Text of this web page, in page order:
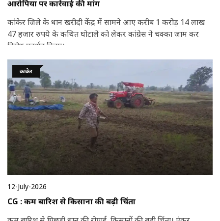
आरोपियों पर कार्रवाई की मांग
कांकेर जिले के धान खरीदी केंद्र में सामने आए करीब 1 करोड़ 14 लाख
47 हजार रुपये के कथित घोटाले को लेकर कांग्रेस ने चक्का जाम कर
विरोध प्रदर्शन किया।
कांकेर
12-July-2026
CG : कम बारिश से किसानों की बढ़ी चिंता